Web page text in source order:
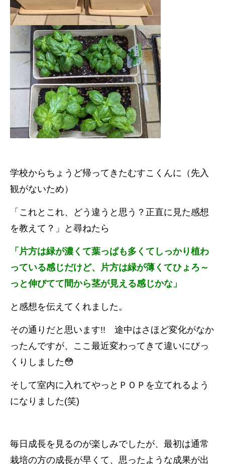
学校からちょうど帰ってきたむすこくんに（先入
観がないため）
「これとこれ、どう違うと思う？正直に見た感想
を教えて？」と尋ねたら
「片方は緑が濃くて葉っぱも多くてしっかり植わ
っている感じだけど、片方は緑が薄くてひょろ～
っと伸びてて間から茎が見える感じかな」
と感想を伝えてくれました。
その通りだと思います!! 途中はさほど変化がなか
ったんですが、ここ最近変わってきて違いにびっ
くりしました😳
そして室内に入れてやっとＰＯＰを立てれるよう
になりました(笑)
毎日成長を見るのが楽しみでしたが、最初は通常
栽培の方の成長が早くて、思ったような成果が出